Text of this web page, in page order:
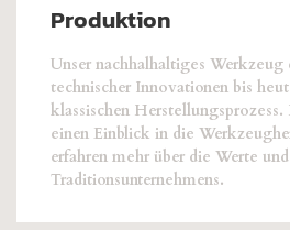
Produktion
Unser nachhalhaltiges
technischer Innovationen bis
klassischen
einen Einblick in die
erfahren mehr über die Werte
Traditionsunternehmens.